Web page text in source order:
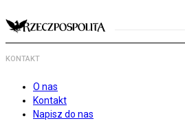
KONTAKT
O nas
Kontakt
Napisz do nas